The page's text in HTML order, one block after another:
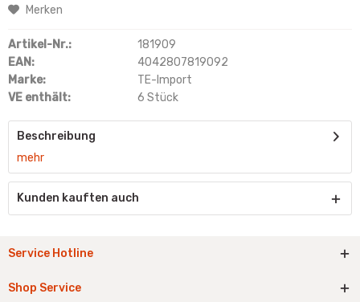
Merken
Artikel-Nr.:
181909
EAN:
4042807819092
Marke:
TE-Import
VE enthält:
6 Stück
Beschreibung
mehr
Kunden kauften auch
Service Hotline
Shop Service